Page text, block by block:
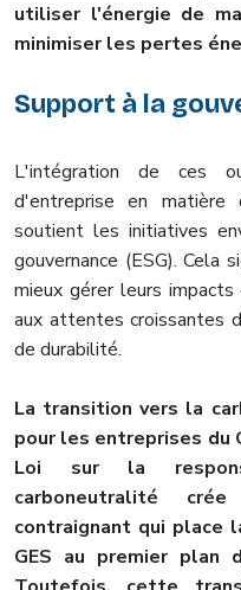
utiliser l'énergie de
minimiser les pertes
Support à la
L'intégration de ces
d'entreprise en
soutient les initiatives
gouvernance (ESG). Cela
mieux gérer leurs
aux attentes croissantes
de durabilité.
La transition vers la
pour les entreprises du
Loi sur la
carboneutralité
contraignant qui place
GES au premier plan